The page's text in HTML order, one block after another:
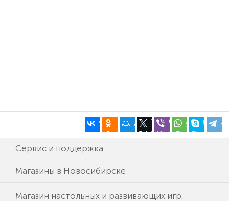
Сервис и поддержка
Магазины в Новосибирске
Магазин настольных и развивающих игр.